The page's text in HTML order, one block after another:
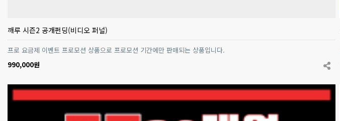
깨루 시즌2 공개펀딩(비디오 퍼널)
프로 요금제 이벤트 프로모션 상품으로 프로모션 기간에만 판매되는 상품입니다.
990,000원